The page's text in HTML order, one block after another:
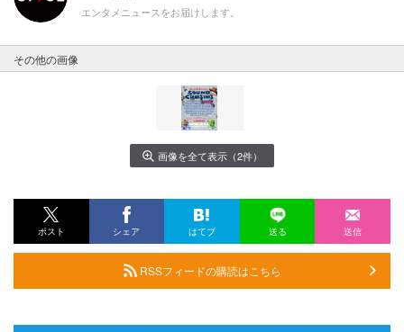
エンタメニュースをお届けします。
その他の画像
画像を全て表示（2件）
ポスト シェア はてブ 送る 送信
RSSフィードの購読はこちら